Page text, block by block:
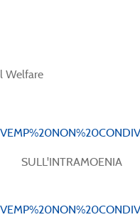
Welfare